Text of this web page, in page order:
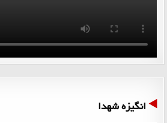
انگیزه شهدا